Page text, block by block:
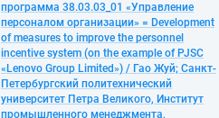
программа 38.03.03_01 «Управление
персоналом организации» = Development
of measures to improve the personnel
incentive system (on the example of PJSC
«Lenovo Group Limited») / Гао Жуй; Санкт-
Петербургский политехнический
университет Петра Великого, Институт
промышленного менеджмента,